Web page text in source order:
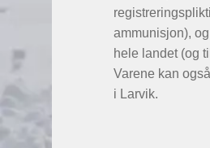
ammunisjon),
hele landet (og
Varene kan
i Larvik.